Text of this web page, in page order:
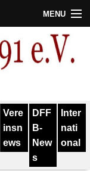
MENU
Vere
insn
ews
DFF
B-
New
s
Inter
nati
onal